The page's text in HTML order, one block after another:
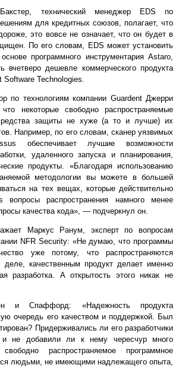
технический менеджер EDS по
для кредитных союзов, полагает, что
это вовсе не означает, что он будет в
По его словам, EDS может установить
программного инструментария Astaro,
вчетверо дешевле коммерческого продукта
Software Technologies.
по технологиям компании Guardent Джерри
некоторые свободно распространяемые
защиты не хуже (а то и лучше) их
Например, по его словам, сканер уязвимых
обеспечивает лучшие возможности
удаленного запуска и планирования,
продукты. «Благодаря использованию
методологии вы можете в большей
на тех вещах, которые действительно
распространения намного менее
качества кода», — подчеркнул он.
Маркус Ранум, эксперт по вопросам
NFR Security: «Не думаю, что программы
уже потому, что распространяются
качественным продукт делает именно
разработка. А открытость этого никак не
и Спаффорд: «Надежность продукта
очередь его качеством и поддержкой. Был
Придерживались ли его разработчики
и не добавили ли к нему чересчур много
распространяемое программное
людьми, не имеющими надлежащего опыта,